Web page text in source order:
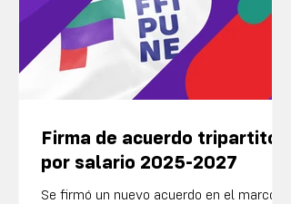
Firma de acuerdo tripartito
por salario 2025-2027
Se firmó un nuevo acuerdo en el marco